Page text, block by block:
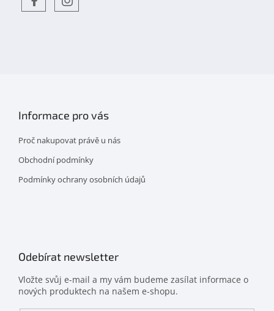
Informace pro vás
Proč nakupovat právě u nás
Obchodní podmínky
Podmínky ochrany osobních údajů
Odebírat newsletter
Vložte svůj e-mail a my vám budeme zasílat informace o
nových produktech na našem e-shopu.